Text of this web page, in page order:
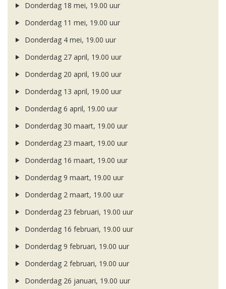
Donderdag 18 mei, 19.00 uur
Donderdag 11 mei, 19.00 uur
Donderdag 4 mei, 19.00 uur
Donderdag 27 april, 19.00 uur
Donderdag 20 april, 19.00 uur
Donderdag 13 april, 19.00 uur
Donderdag 6 april, 19.00 uur
Donderdag 30 maart, 19.00 uur
Donderdag 23 maart, 19.00 uur
Donderdag 16 maart, 19.00 uur
Donderdag 9 maart, 19.00 uur
Donderdag 2 maart, 19.00 uur
Donderdag 23 februari, 19.00 uur
Donderdag 16 februari, 19.00 uur
Donderdag 9 februari, 19.00 uur
Donderdag 2 februari, 19.00 uur
Donderdag 26 januari, 19.00 uur